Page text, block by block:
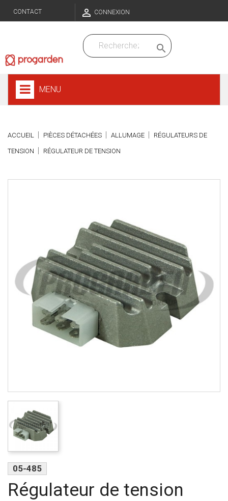
CONTACT  CONNEXION

MENU
ACCUEIL PIÈCES DÉTACHÉES ALLUMAGE RÉGULATEURS DE
TENSION RÉGULATEUR DE TENSION
05-485
Régulateur de tension